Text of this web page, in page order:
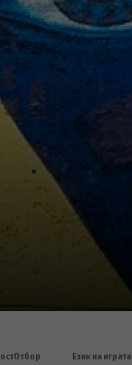
Отбор Език на играта